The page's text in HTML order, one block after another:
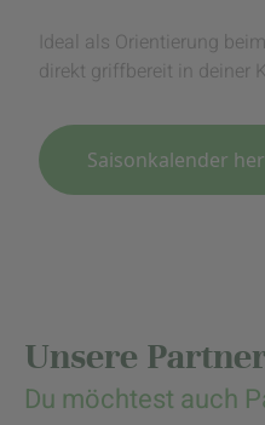
Ideal als Orientierung
direkt griffbereit in deiner
Saisonkalender
Unsere
Du möchtest auch